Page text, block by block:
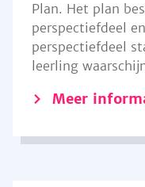
Plan. Het plan
perspectiefdeel
perspectiefdeel
leerling
Meer